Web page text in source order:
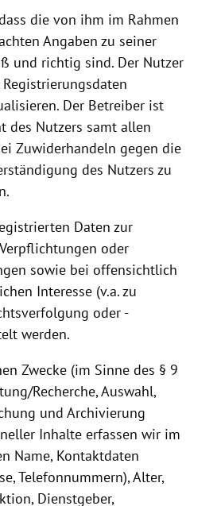
die von ihm im Rahmen
Angaben zu seiner
und richtig sind. Der Nutzer
Der Betreiber ist
des Nutzers samt allen
Zuwiderhandeln gegen die
des Nutzers zu
Daten zur
oder
sowie bei offensichtlich
Interesse (v.a. zu
oder -
werden.
Zwecke (im Sinne des § 9
Recherche, Auswahl,
und Archivierung
Inhalte erfassen wir im
Name, Kontaktdaten
Telefonnummern), Alter,
Dienstgeber,